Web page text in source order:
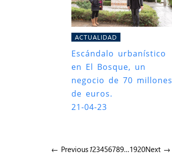
ACTUALIDAD
Escándalo urbanístico
en El Bosque, un
negocio de 70 millones
de euros.
21-04-23
← Previous123456789…1920Next →